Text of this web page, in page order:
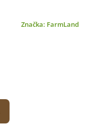
Značka: FarmLand